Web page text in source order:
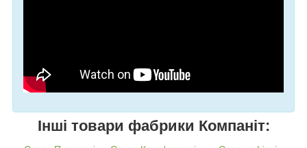
Інші товари фабрики Компаніт: